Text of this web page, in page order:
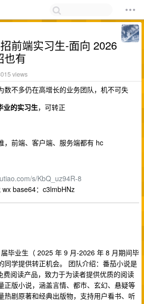
前端实习生-面向 2026
也有
views
数不多仍在高增长的业务团队，机不可失
业的实习生，可转正
，前端、客户端、服务端都有 hc
s/KbQ_uz94R-8
base64：c3lmbHNz
毕业生（ 2025 年 9 月-2026 年 8 月期间毕
同学提供转正机会。 团队介绍：番茄小说是
阅读产品，致力于为读者提供优质的阅读
正版小说，涵盖言情、都市、玄幻、悬疑等
热剧原著和经典出版物，支持用户看书、听